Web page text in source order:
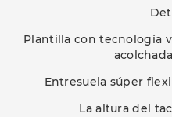
Plantilla con tecnología
Entresuela súper
La altura del